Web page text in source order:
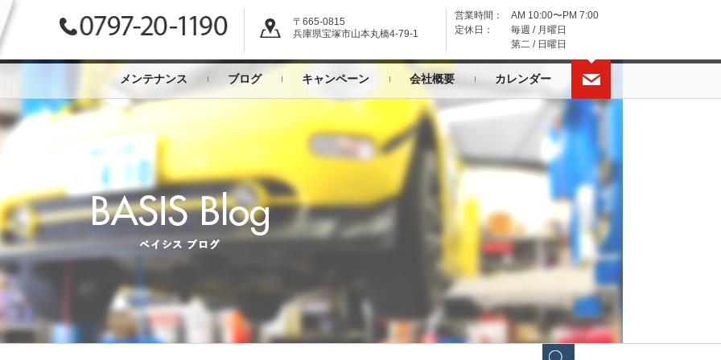
〒665-0815
兵庫県宝塚市山本丸橋4-79-1
営業時間：
AM 10:00〜PM 7:00
定休日：
毎週 / 月曜日
第二 / 日曜日
メンテナンス ブログ キャンペーン 会社概要 カレンダー